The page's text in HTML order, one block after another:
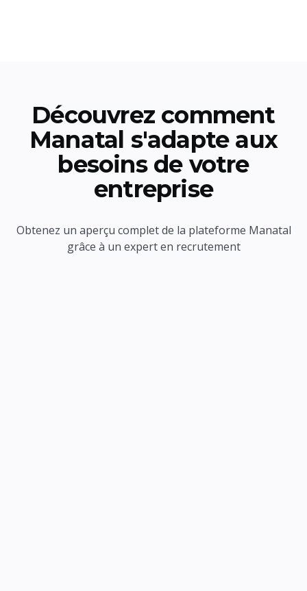
Découvrez comment
Manatal s'adapte aux
besoins de votre
entreprise
Obtenez un aperçu complet de la plateforme Manatal
grâce à un expert en recrutement